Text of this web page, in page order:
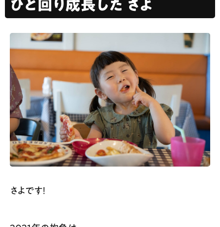
ひと回り成長した さよ
さよです！